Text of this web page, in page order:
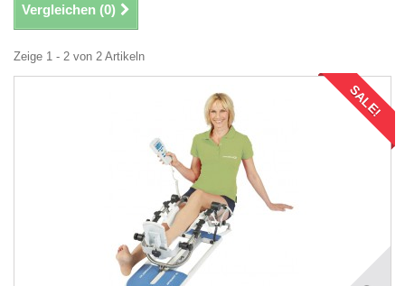
Vergleichen (0)
Zeige 1 - 2 von 2 Artikeln
SALE!